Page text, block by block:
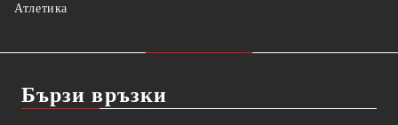
Атлетика
Бързи връзки